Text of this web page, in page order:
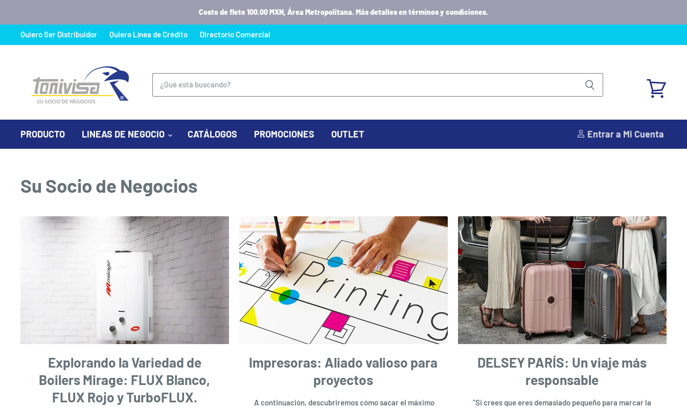
Costo de flete 100.00 MXN, Área Metropolitana. Más detalles en términos y condiciones.
Quiero Ser Distribuidor Quiero Línea de Crédito Directorio Comercial
PRODUCTO LINEAS DE NEGOCIO CATÁLOGOS PROMOCIONES OUTLET Entrar a Mi Cuenta
Su Socio de Negocios
Explorando la Variedad de
Boilers Mirage: FLUX Blanco,
FLUX Rojo y TurboFLUX.
Impresoras: Aliado valioso para
proyectos
A continuación, descubriremos cómo sacar el máximo
DELSEY PARÍS: Un viaje más
responsable
"Si crees que eres demasiado pequeño para marcar la